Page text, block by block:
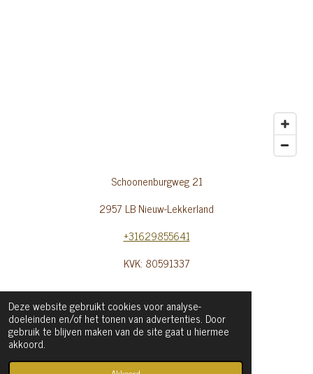
Deze website gebruikt cookies voor analyse-
doeleinden en/of het tonen van advertenties. Door
gebruik te blijven maken van de site gaat u hiermee
akkoord.
Schoonenburgweg 21
2957 LB Nieuw-Lekkerland
+31629855641
KVK: 80591337
TOP
© 2020 - 2026mariekevanderplaat.nl